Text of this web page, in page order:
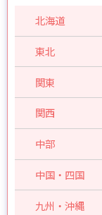
北海道
東北
関東
関西
中部
中国・四国
九州・沖縄